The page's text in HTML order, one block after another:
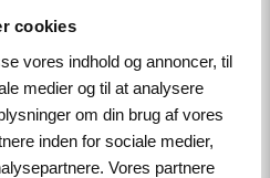
cookies
vores indhold og annoncer, til
medier og til at analysere
om din brug af vores
inden for sociale medier,
Vores partnere